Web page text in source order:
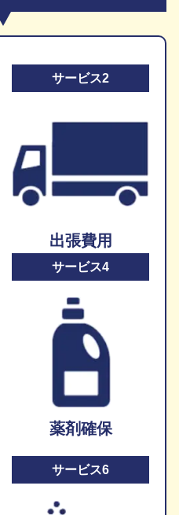
サービス2
出張費用
サービス4
薬剤確保
サービス6